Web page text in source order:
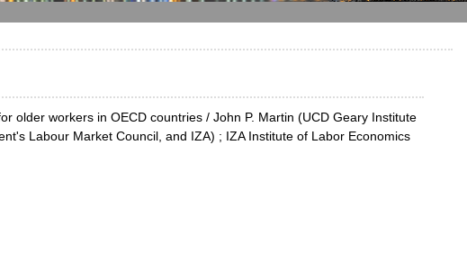
older workers in OECD countries / John P. Martin (UCD Geary Institute
Labour Market Council, and IZA) ; IZA Institute of Labor Economics